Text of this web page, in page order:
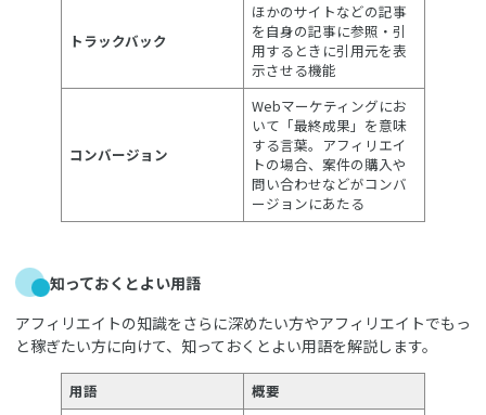
トラックバック
ほかのサイトなどの記事
を自身の記事に参照・引
用するときに引用元を表
示させる機能
コンバージョン
Webマーケティングにお
いて「最終成果」を意味
する言葉。アフィリエイ
トの場合、案件の購入や
問い合わせなどがコンバ
ージョンにあたる
知っておくとよい用語
アフィリエイトの知識をさらに深めたい方やアフィリエイトでもっ
と稼ぎたい方に向けて、知っておくとよい用語を解説します。
用語 概要